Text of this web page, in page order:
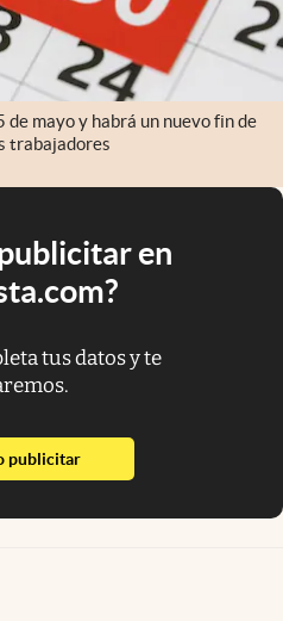
mayo y habrá un nuevo fin de
trabajadores
en
tus datos y te
publicitarabre en nueva pestaña